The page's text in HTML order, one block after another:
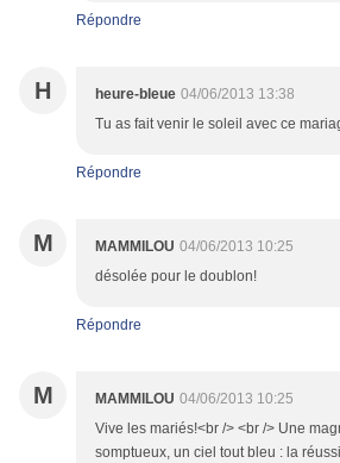
Répondre
H heure-bleue 04/06/2013 13:38
Tu as fait venir le soleil avec ce
Répondre
M MAMMILOU 04/06/2013 10:25
désolée pour le doublon!
Répondre
M MAMMILOU 04/06/2013 10:25
Vive les mariés!<br /> <br /> Une
somptueux, un ciel tout bleu : la